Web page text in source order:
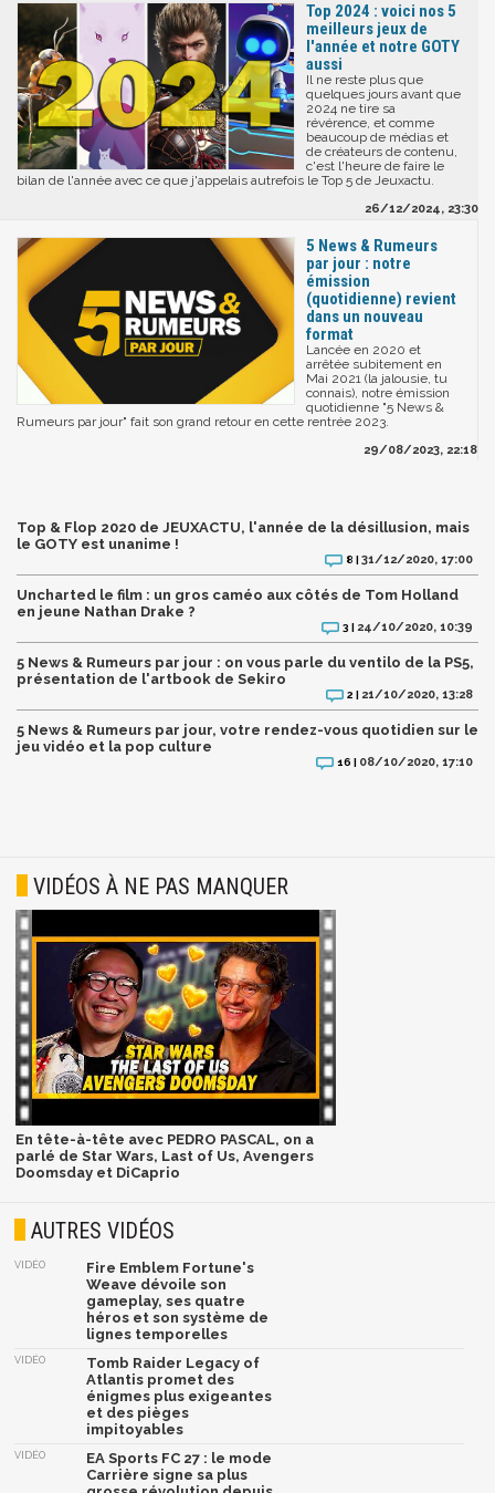
Top 2024 : voici nos 5
meilleurs jeux de
l'année et notre GOTY
aussi
Il ne reste plus que
quelques jours avant que
2024 ne tire sa
révérence, et comme
beaucoup de médias et
de créateurs de contenu,
c'est l'heure de faire le
bilan de l'année avec ce que j'appelais autrefois le Top 5 de Jeuxactu.
26/12/2024, 23:30
5 News & Rumeurs
par jour : notre
émission
(quotidienne) revient
dans un nouveau
format
Lancée en 2020 et
arrêtée subitement en
Mai 2021 (la jalousie, tu
connais), notre émission
quotidienne "5 News &
Rumeurs par jour" fait son grand retour en cette rentrée 2023.
29/08/2023, 22:18
Top & Flop 2020 de JEUXACTU, l'année de la désillusion, mais
le GOTY est unanime !
8 | 31/12/2020, 17:00
Uncharted le film : un gros caméo aux côtés de Tom Holland
en jeune Nathan Drake ?
3 | 24/10/2020, 10:39
5 News & Rumeurs par jour : on vous parle du ventilo de la PS5,
présentation de l'artbook de Sekiro
2 | 21/10/2020, 13:28
5 News & Rumeurs par jour, votre rendez-vous quotidien sur le
jeu vidéo et la pop culture
16 | 08/10/2020, 17:10
VIDÉOS À NE PAS MANQUER
En tête-à-tête avec PEDRO PASCAL, on a
parlé de Star Wars, Last of Us, Avengers
Doomsday et DiCaprio
AUTRES VIDÉOS
VIDÉO
Fire Emblem Fortune's
Weave dévoile son
gameplay, ses quatre
héros et son système de
lignes temporelles
VIDÉO
Tomb Raider Legacy of
Atlantis promet des
énigmes plus exigeantes
et des pièges
impitoyables
VIDÉO
EA Sports FC 27 : le mode
Carrière signe sa plus